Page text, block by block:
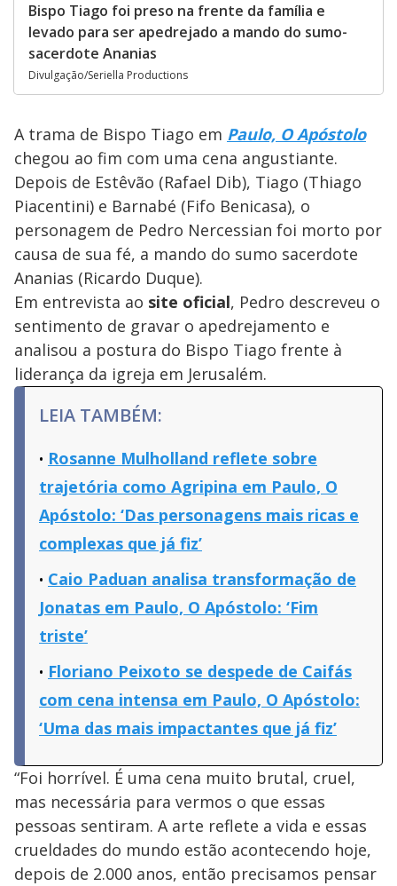
Bispo Tiago foi preso na frente da família e
levado para ser apedrejado a mando do sumo-
sacerdote Ananias
Divulgação/Seriella Productions
A trama de Bispo Tiago em Paulo, O Apóstolo
chegou ao fim com uma cena angustiante.
Depois de Estêvão (Rafael Dib), Tiago (Thiago
Piacentini) e Barnabé (Fifo Benicasa), o
personagem de Pedro Nercessian foi morto por
causa de sua fé, a mando do sumo sacerdote
Ananias (Ricardo Duque).
Em entrevista ao site oficial, Pedro descreveu o
sentimento de gravar o apedrejamento e
analisou a postura do Bispo Tiago frente à
liderança da igreja em Jerusalém.
LEIA TAMBÉM:
Rosanne Mulholland reflete sobre
trajetória como Agripina em Paulo, O
Apóstolo: ‘Das personagens mais ricas e
complexas que já fiz’
Caio Paduan analisa transformação de
Jonatas em Paulo, O Apóstolo: ‘Fim
triste’
Floriano Peixoto se despede de Caifás
com cena intensa em Paulo, O Apóstolo:
‘Uma das mais impactantes que já fiz’
“Foi horrível. É uma cena muito brutal, cruel,
mas necessária para vermos o que essas
pessoas sentiram. A arte reflete a vida e essas
crueldades do mundo estão acontecendo hoje,
depois de 2.000 anos, então precisamos pensar